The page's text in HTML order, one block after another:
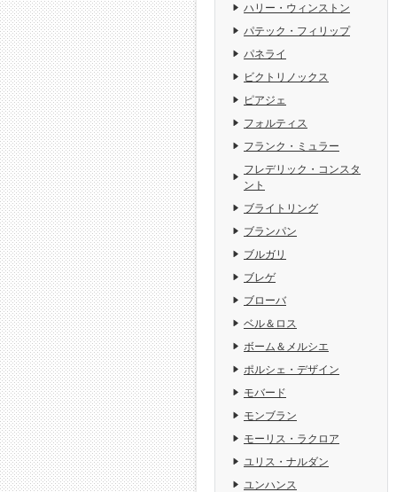
ハリー・ウィンストン
パテック・フィリップ
パネライ
ビクトリノックス
ピアジェ
フォルティス
フランク・ミュラー
フレデリック・コンスタ
ント
ブライトリング
ブランパン
ブルガリ
ブレゲ
ブローバ
ベル＆ロス
ボーム＆メルシエ
ポルシェ・デザイン
モバード
モンブラン
モーリス・ラクロア
ユリス・ナルダン
ユンハンス